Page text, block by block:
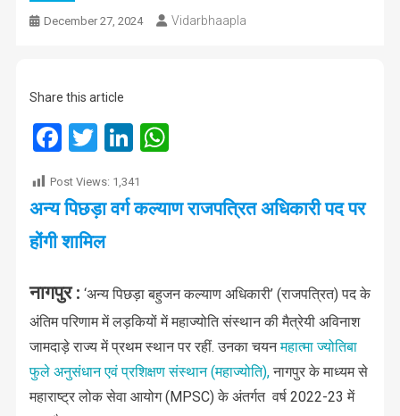
December 27, 2024 Vidarbhaapla
Share this article
Facebook
TwitterLinkedIn
Post Views: 1,341
अन्य पिछड़ा वर्ग कल्याण राजपत्रित अधिकारी पद पर
होंगी शामिल
नागपुर : ‘अन्य पिछड़ा बहुजन कल्याण अधिकारी’ (राजपत्रित) पद के
अंतिम परिणाम में लड़कियों में महाज्योति संस्थान की मैत्रेयी अविनाश
जामदाड़े राज्य में प्रथम स्थान पर रहीं. उनका चयनमहात्मा ज्योतिबा
फुले अनुसंधान एवं प्रशिक्षण संस्थान (महाज्योति),नागपुर के माध्यम से
महाराष्ट्र लोक सेवा आयोग (MPSC) के अंतर्गत वर्ष 2022-23 में